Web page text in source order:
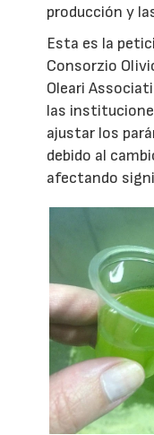
producción y
Esta es la
Consorzio
Oleari
las
ajustar los
debido al
afectando